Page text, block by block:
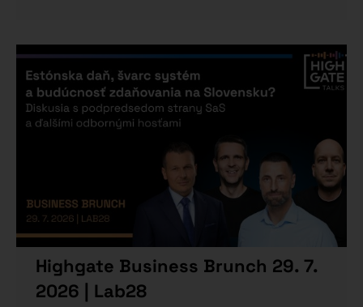
Highgate Business Brunch 29. 7.
2026 | Lab28